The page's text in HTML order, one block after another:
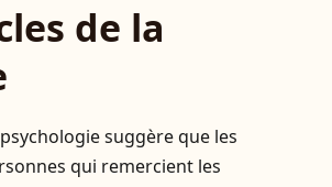
de la
suggère que les
qui remercient les